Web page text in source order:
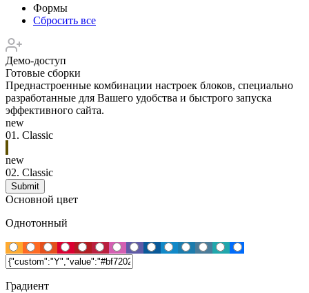
Формы
Сбросить все
Демо-доступ
Готовые сборки
Преднастроенные комбинации настроек блоков, специально
разработанные для Вашего удобства и быстрого запуска
эффективного сайта.
new
01. Classic
new
02. Classic
Основной цвет
Однотонный
Градиент